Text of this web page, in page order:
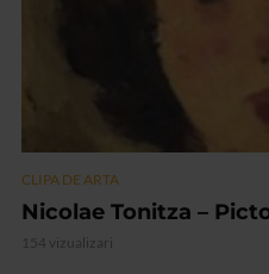
CLIPA DE ARTA
Nicolae Tonitza –
154 vizualizari